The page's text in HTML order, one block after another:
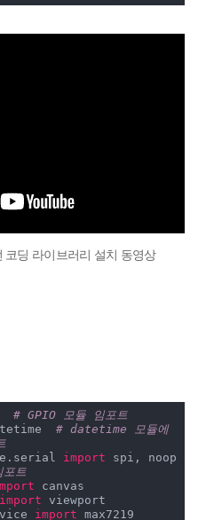
코딩 라이브러리 설치 동영상
# GPIO 모듈 임포트
# datetime 모듈에
import
트
import
import